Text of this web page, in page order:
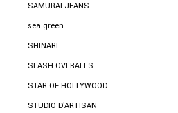
SAMURAI JEANS
sea green
SHINARI
SLASH OVERALLS
STAR OF HOLLYWOOD
STUDIO D'ARTISAN